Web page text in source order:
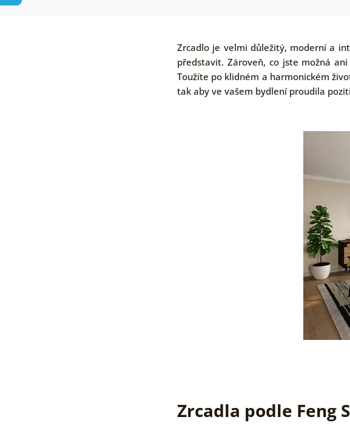
Zrcadlo je velmi důležitý, moderní a
představit. Zároveň, co jste možná
Toužíte po klidném a harmonickém
tak aby ve vašem bydlení proudila
Zrcadla podle Feng